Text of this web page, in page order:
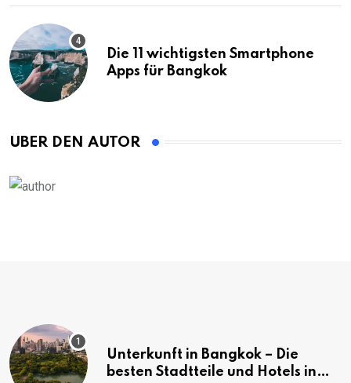
Die 11 wichtigsten Smartphone
Apps für Bangkok
ÜBER DEN AUTOR
Unterkunft in Bangkok – Die
besten Stadtteile und Hotels in